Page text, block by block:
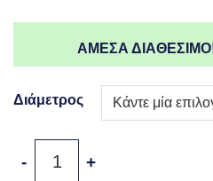
ΑΜΕΣΑ
Διάμετρος